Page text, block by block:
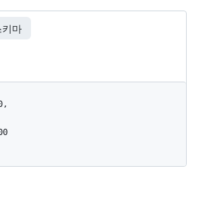
키마